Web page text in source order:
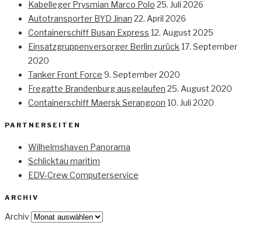
Kabelleger Prysmian Marco Polo 25. Juli 2026
Autotransporter BYD Jinan 22. April 2026
Containerschiff Busan Express 12. August 2025
Einsatzgruppenversorger Berlin zurück 17. September
2020
Tanker Front Force 9. September 2020
Fregatte Brandenburg ausgelaufen 25. August 2020
Containerschiff Maersk Serangoon 10. Juli 2020
PARTNERSEITEN
Wilhelmshaven Panorama
Schlicktau maritim
EDV-Crew Computerservice
ARCHIV
Archiv